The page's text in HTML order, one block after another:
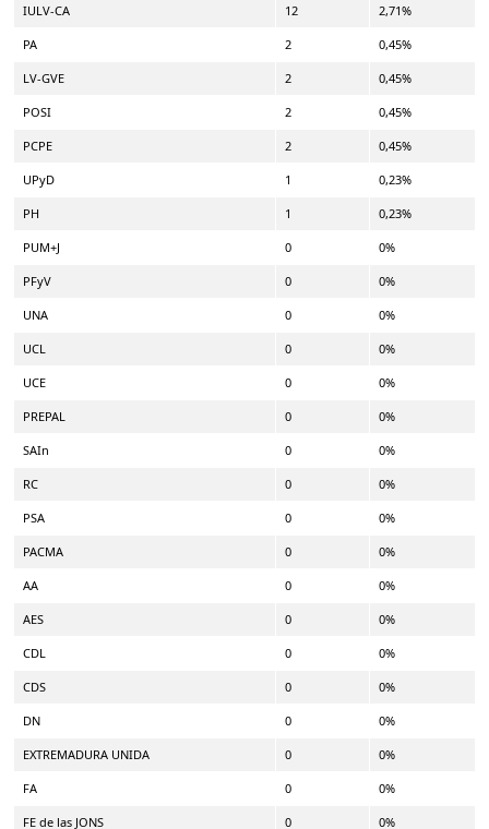
IULV-CA 12 2,71%
PA 2 0,45%
LV-GVE 2 0,45%
POSI 2 0,45%
PCPE 2 0,45%
UPyD 1 0,23%
PH 1 0,23%
PUM+J 0 0%
PFyV 0 0%
UNA 0 0%
UCL 0 0%
UCE 0 0%
PREPAL 0 0%
SAIn 0 0%
RC 0 0%
PSA 0 0%
PACMA 0 0%
AA 0 0%
AES 0 0%
CDL 0 0%
CDS 0 0%
DN 0 0%
EXTREMADURA UNIDA 0 0%
FA 0 0%
FE de las JONS 0 0%